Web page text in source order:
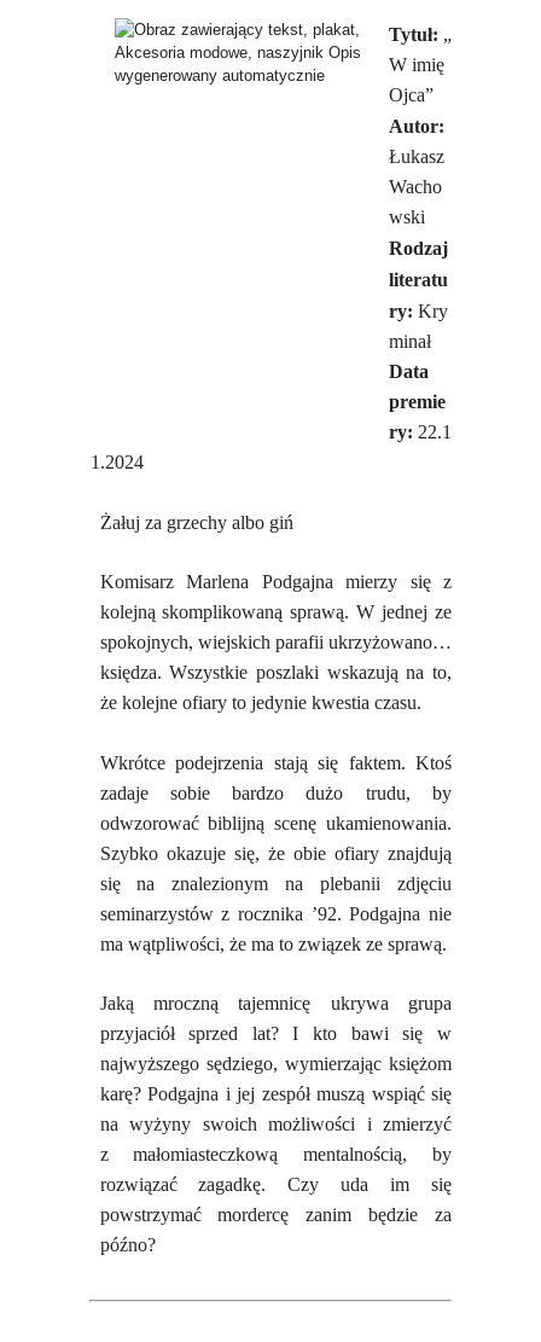
Tytuł: „
W imię
Ojca”
Autor:
Łukasz
Wacho
wski
Rodzaj
literatu
ry: Kry
minał
Data
premie
ry: 22.1
1.2024
Żałuj za grzechy albo giń
Komisarz Marlena Podgajna mierzy się z
kolejną skomplikowaną sprawą. W jednej ze
spokojnych, wiejskich parafii ukrzyżowano…
księdza. Wszystkie poszlaki wskazują na to,
że kolejne ofiary to jedynie kwestia czasu.
Wkrótce podejrzenia stają się faktem. Ktoś
zadaje sobie bardzo dużo trudu, by
odwzorować biblijną scenę ukamienowania.
Szybko okazuje się, że obie ofiary znajdują
się na znalezionym na plebanii zdjęciu
seminarzystów z rocznika ’92. Podgajna nie
ma wątpliwości, że ma to związek ze sprawą.
Jaką mroczną tajemnicę ukrywa grupa
przyjaciół sprzed lat? I kto bawi się w
najwyższego sędziego, wymierzając księżom
karę? Podgajna i jej zespół muszą wspiąć się
na wyżyny swoich możliwości i zmierzyć
z małomiasteczkową mentalnością, by
rozwiązać zagadkę. Czy uda im się
powstrzymać mordercę zanim będzie za
późno?